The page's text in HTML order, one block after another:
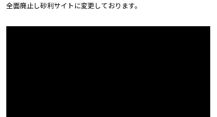
全面廃止し砂利サイトに変更しております。